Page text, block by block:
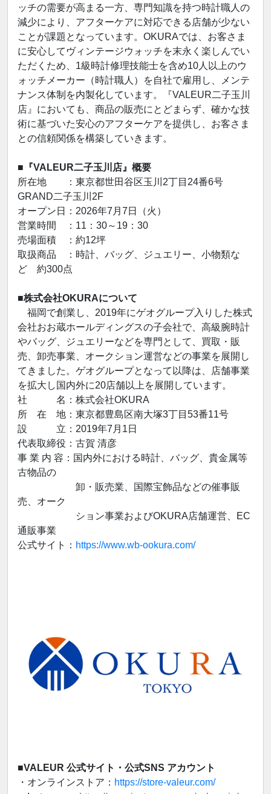
ッチの需要が高まる一方、専門知識を持つ時計職人の
減少により、アフターケアに対応できる店舗が少ない
ことが課題となっています。OKURAでは、お客さま
に安心してヴィンテージウォッチを末永く楽しんでい
ただくため、1級時計修理技能士を含め10人以上のウ
ォッチメーカー（時計職人）を自社で雇用し、メンテ
ナンス体制を内製化しています。『VALEUR二子玉川
店』においても、商品の販売にとどまらず、確かな技
術に基づいた安心のアフターケアを提供し、お客さま
との信頼関係を構築していきます。
■『VALEUR二子玉川店』概要
所在地 ：東京都世田谷区玉川2丁目24番6号
GRAND二子玉川2F
オープン日：2026年7月7日（火）
営業時間 ：11：30～19：30
売場面積 ：約12坪
取扱商品 ：時計、バッグ、ジュエリー、小物類な
ど 約300点
■株式会社OKURAについて
福岡で創業し、2019年にゲオグループ入りした株式
会社おお蔵ホールディングスの子会社で、高級腕時計
やバッグ、ジュエリーなどを専門として、買取・販
売、卸売事業、オークション運営などの事業を展開し
てきました。ゲオグループとなって以降は、店舗事業
を拡大し国内外に20店舗以上を展開しています。
社 名：株式会社OKURA
所 在 地：東京都豊島区南大塚3丁目53番11号
設 立：2019年7月1日
代表取締役：古賀 清彦
事 業 内 容：国内外における時計、バッグ、貴金属等
古物品の
卸・販売業、国際宝飾品などの催事販
売、オーク
ション事業およびOKURA店舗運営、EC
通販事業
公式サイト： https://www.wb-ookura.com/
■VALEUR 公式サイト・公式SNS アカウント
・オンラインストア： https://store-valeur.com/